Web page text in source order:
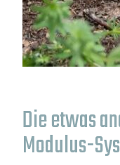
Die etwas
Modulus-